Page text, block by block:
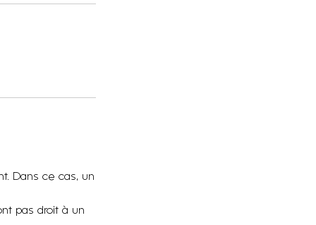
Dans ce cas, un
pas droit à un